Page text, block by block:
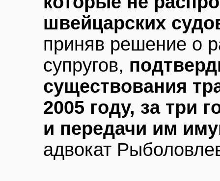
швейцарских
приняв решение о
супругов,
существования
2005 году, за три
и передачи им
адвокат